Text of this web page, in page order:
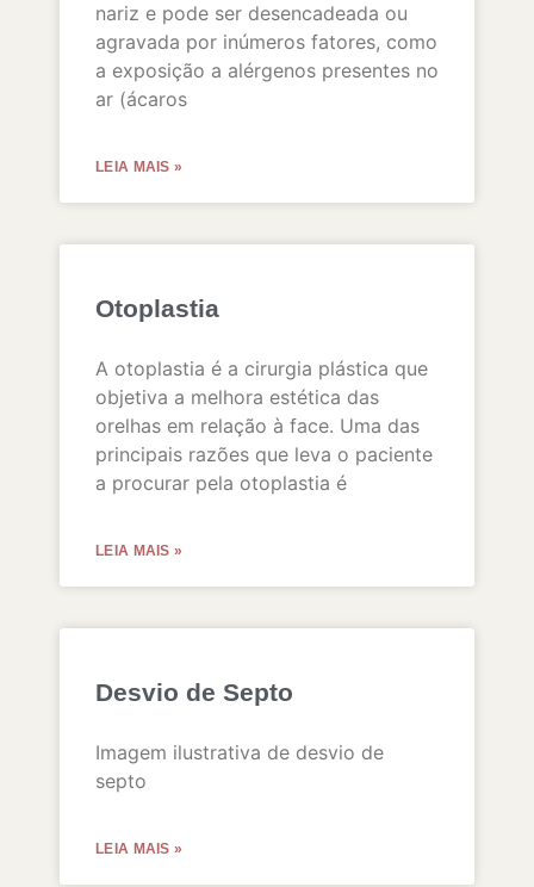
nariz e pode ser desencadeada ou
agravada por inúmeros fatores, como
a exposição a alérgenos presentes no
ar (ácaros
LEIA MAIS »
Otoplastia
A otoplastia é a cirurgia plástica que
objetiva a melhora estética das
orelhas em relação à face. Uma das
principais razões que leva o paciente
a procurar pela otoplastia é
LEIA MAIS »
Desvio de Septo
Imagem ilustrativa de desvio de
septo
LEIA MAIS »